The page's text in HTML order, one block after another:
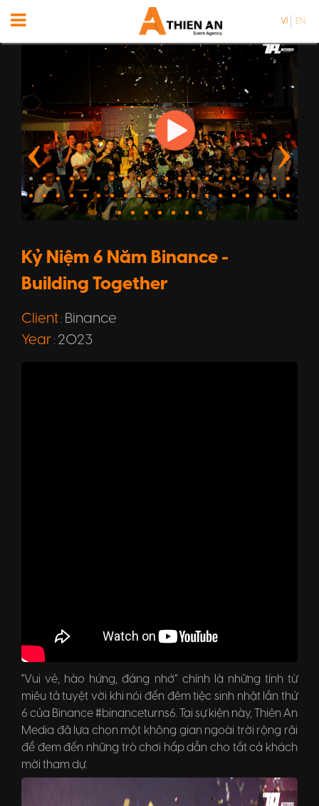
VI EN
Kỷ Niệm 6 Năm Binance -
Building Together
Client : Binance
Year : 2023
"Vui vẻ, hào hứng, đáng nhớ” chính là những tính từ
miêu tả tuyệt vời khi nói đến đêm tiệc sinh nhật lần thứ
6 của Binance#binanceturns6. Tại sự kiện này, Thiên An
Media đã lựa chọn một không gian ngoài trời rộng rãi
để đem đến những trò chơi hấp dẫn cho tất cả khách
mời tham dự.